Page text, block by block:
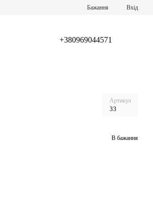
Бажання Вхід
+380969044571
Артикул
33
В бажання